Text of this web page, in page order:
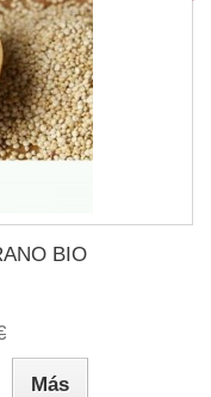
BIO
Más